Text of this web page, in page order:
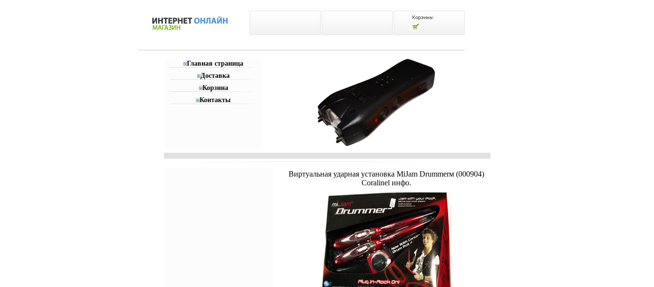
Главная страница
Доставка
Корзина
Контакты
Виртуальная ударная установка MiJam Drummerм (000904)
Coralinel инфо.